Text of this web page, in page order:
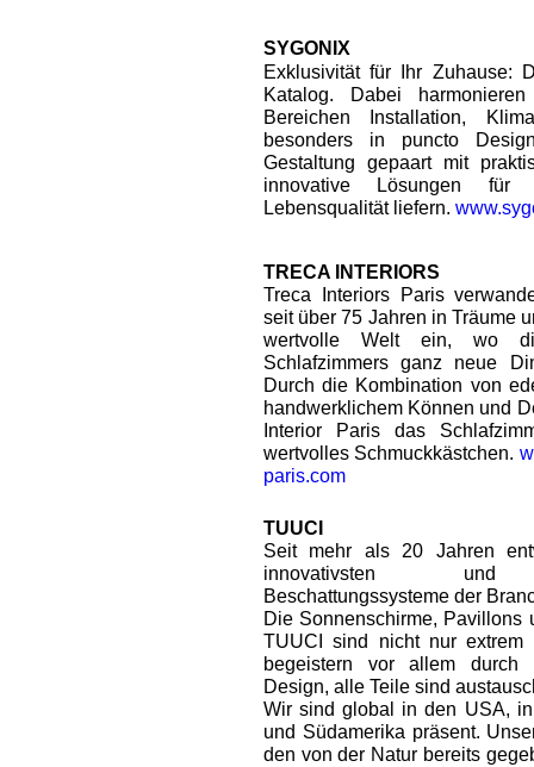
SYGONIX
Exklusivität für Ihr Zuhause:
Katalog. Dabei
Bereichen Installation,
besonders in puncto
Gestaltung gepaart mit
innovative Lösungen für
Lebensqualität liefern.
TRECA INTERIORS
Treca Interiors Paris
seit über 75 Jahren in Träume
wertvolle Welt ein, wo
Schlafzimmers ganz neue
Durch die Kombination von
handwerklichem Können und
Interior Paris das
wertvolles Schmuckkästchen.
paris.com
TUUCI
Seit mehr als 20 Jahren
innovativsten und
Beschattungssysteme der
Die Sonnenschirme, Pavillons
TUUCI sind nicht nur extrem
begeistern vor allem durch
Design, alle Teile sind
Wir sind global in den USA,
und Südamerika präsent.
den von der Natur bereits